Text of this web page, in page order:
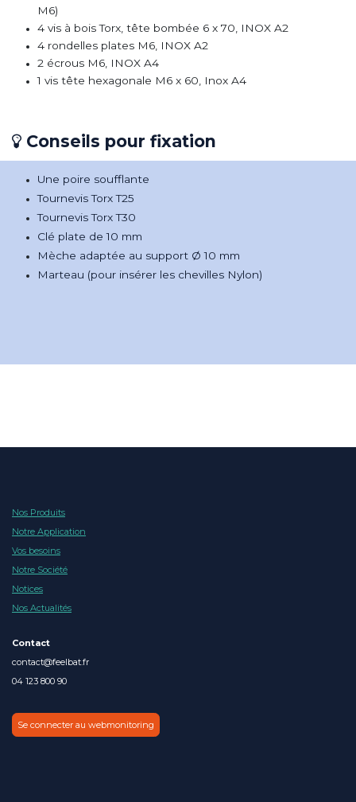
M6)
4 vis à bois Torx, tête bombée 6 x 70, INOX A2
4 rondelles plates M6, INOX A2
2 écrous M6, INOX A4
1 vis tête hexagonale M6 x 60, Inox A4 ​
Conseils pour fixation
Une poire soufflante
Tournevis Torx T25
Tournevis Torx T30
Clé plate de 10 mm
Mèche adaptée au support Ø 10 mm
Marteau (pour insérer les chevilles Nylon)​
Nos Produits
Notre Application
Vos besoins
Notre Société
Notices
Nos Actualités
Contact
contact@feelbat.fr
04 123 800 90
Se connecter au webmonitoring